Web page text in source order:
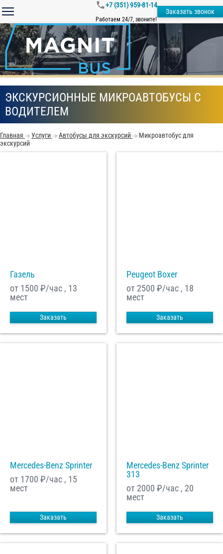
+7 (351) 959-81-14
Работаем 24/7, звоните!
Заказать звонок
ЭКСКУРСИОННЫЕ МИКРОАВТОБУСЫ С
ВОДИТЕЛЕМ
Главная Услуги Автобусы для экскурсий
Микроавтобус для
экскурсий
Газель
от 1500 ₽/час , 13
мест
Заказать
Peugeot Boxer
от 2500 ₽/час , 18
мест
Заказать
Mercedes-Benz Sprinter
от 1700 ₽/час , 15
мест
Заказать
Mercedes-Benz Sprinter
313
от 2000 ₽/час , 20
мест
Заказать
Отправить заказ